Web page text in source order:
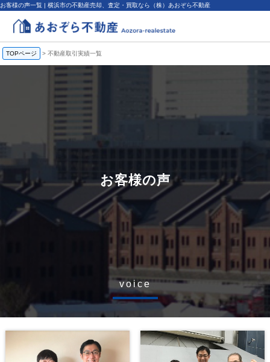
お客様の声一覧 | 横浜市の不動産売却、査定・買取なら（株）あおぞら不動産
TOPページ > 不動産取引実績一覧
お客様の声
voice